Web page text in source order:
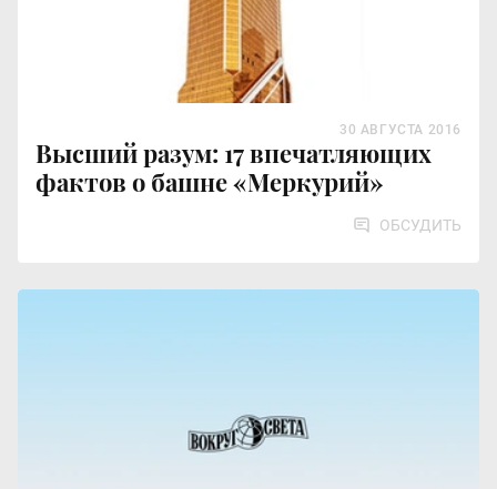
Высший разум: 17 впечатляющих
фактов о башне «Меркурий»
30 АВГУСТА 2016
ОБСУДИТЬ